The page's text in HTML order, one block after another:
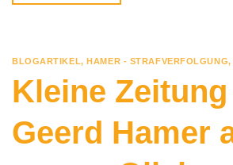
BLOGARTIKEL, HAMER - STRAFVERFOLGUNG,
Kleine Zeitung
Geerd Hamer